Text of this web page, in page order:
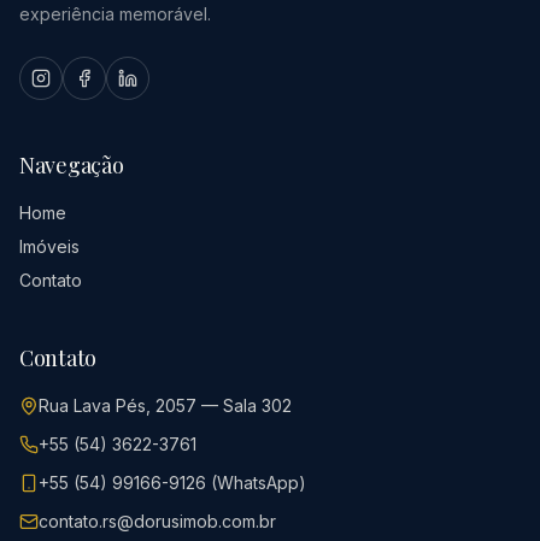
experiência memorável.
Navegação
Home
Imóveis
Contato
Contato
Rua Lava Pés, 2057 — Sala 302
+55 (54) 3622-3761
+55 (54) 99166-9126 (WhatsApp)
contato.rs@dorusimob.com.br